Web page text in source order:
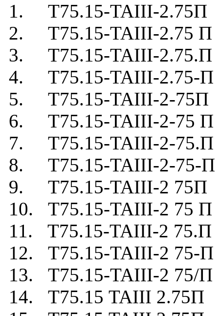
1. Т75.15-TAIII-2.75П
2. Т75.15-TAIII-2.75 П
3. Т75.15-TAIII-2.75.П
4. Т75.15-TAIII-2.75-П
5. Т75.15-TAIII-2-75П
6. Т75.15-TAIII-2-75 П
7. Т75.15-TAIII-2-75.П
8. Т75.15-TAIII-2-75-П
9. Т75.15-TAIII-2 75П
10. Т75.15-TAIII-2 75 П
11. Т75.15-TAIII-2 75.П
12. Т75.15-TAIII-2 75-П
13. Т75.15-TAIII-2 75/П
14. Т75.15 TAIII 2.75П